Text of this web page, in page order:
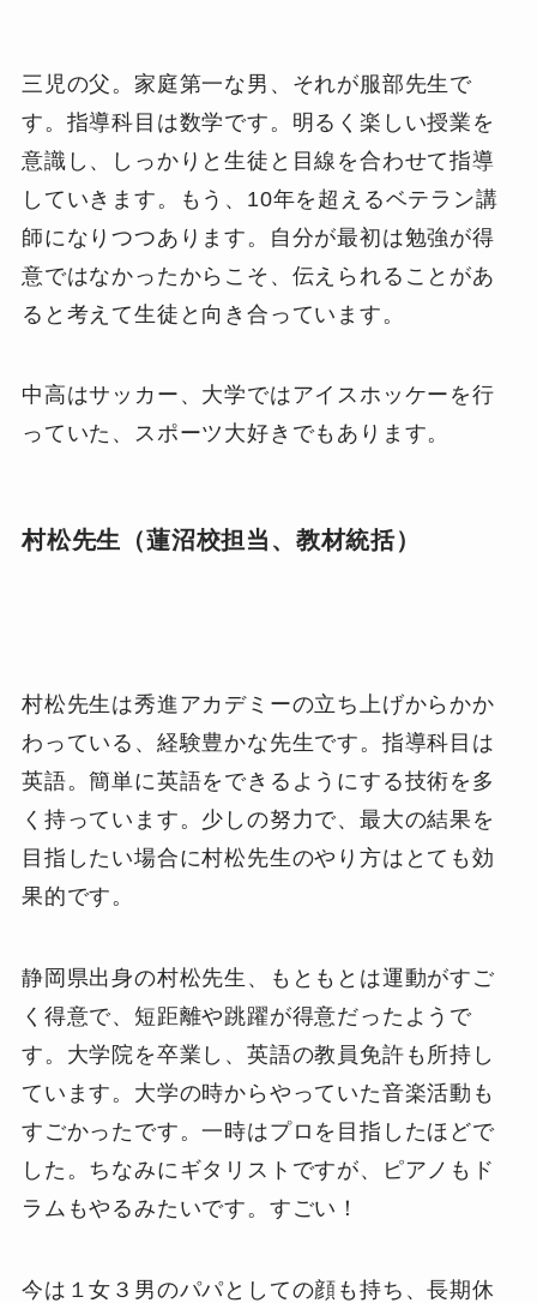
三児の父。家庭第一な男、それが服部先生で
す。指導科目は数学です。明るく楽しい授業を
意識し、しっかりと生徒と目線を合わせて指導
していきます。もう、10年を超えるベテラン講
師になりつつあります。自分が最初は勉強が得
意ではなかったからこそ、伝えられることがあ
ると考えて生徒と向き合っています。
中高はサッカー、大学ではアイスホッケーを行
っていた、スポーツ大好きでもあります。
村松先生（蓮沼校担当、教材統括）
村松先生は秀進アカデミーの立ち上げからかか
わっている、経験豊かな先生です。指導科目は
英語。簡単に英語をできるようにする技術を多
く持っています。少しの努力で、最大の結果を
目指したい場合に村松先生のやり方はとても効
果的です。
静岡県出身の村松先生、もともとは運動がすご
く得意で、短距離や跳躍が得意だったようで
す。大学院を卒業し、英語の教員免許も所持し
ています。大学の時からやっていた音楽活動も
すごかったです。一時はプロを目指したほどで
した。ちなみにギタリストですが、ピアノもド
ラムもやるみたいです。すごい！
今は１女３男のパパとしての顔も持ち、長期休